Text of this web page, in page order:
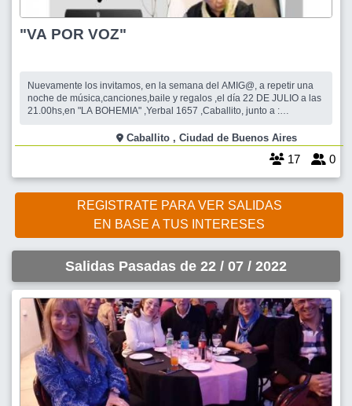
"VA POR VOZ"
Nuevamente los invitamos, en la semana del AMIG@, a repetir una
noche de música,canciones,baile y regalos ,el día 22 DE JULIO a las
21.00hs,en "LA BOHEMIA" ,Yerbal 1657 ,Caballito, junto a :
de ingreso, para acomodarlos por orden de llegada. Valor de
entrada: $ 500.- Consumición:
Caballito , Ciudad de Buenos Aires
17 0
REGISTRATE PARA VER SALIDAS
EN BASE A TUS INTERESES
Salidas Pasadas de 22 / 07 / 2022